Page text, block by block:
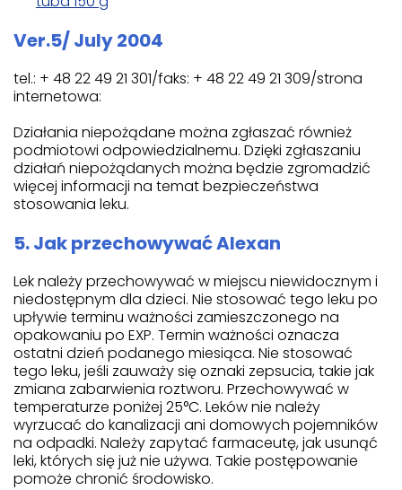
Ver.5/ July 2004
tel.: + 48 22 49 21 301/faks: + 48 22 49 21 309/strona
internetowa:
Działania niepożądane można zgłaszać również
podmiotowi odpowiedzialnemu. Dzięki zgłaszaniu
działań niepożądanych można będzie zgromadzić
więcej informacji na temat bezpieczeństwa
stosowania leku.
5. Jak przechowywać Alexan
Lek należy przechowywać w miejscu niewidocznym i
niedostępnym dla dzieci. Nie stosować tego leku po
upływie terminu ważności zamieszczonego na
opakowaniu po EXP. Termin ważności oznacza
ostatni dzień podanego miesiąca. Nie stosować
tego leku, jeśli zauważy się oznaki zepsucia, takie jak
zmiana zabarwienia roztworu. Przechowywać w
temperaturze poniżej 25°C. Leków nie należy
wyrzucać do kanalizacji ani domowych pojemników
na odpadki. Należy zapytać farmaceutę, jak usunąć
leki, których się już nie używa. Takie postępowanie
pomoże chronić środowisko.